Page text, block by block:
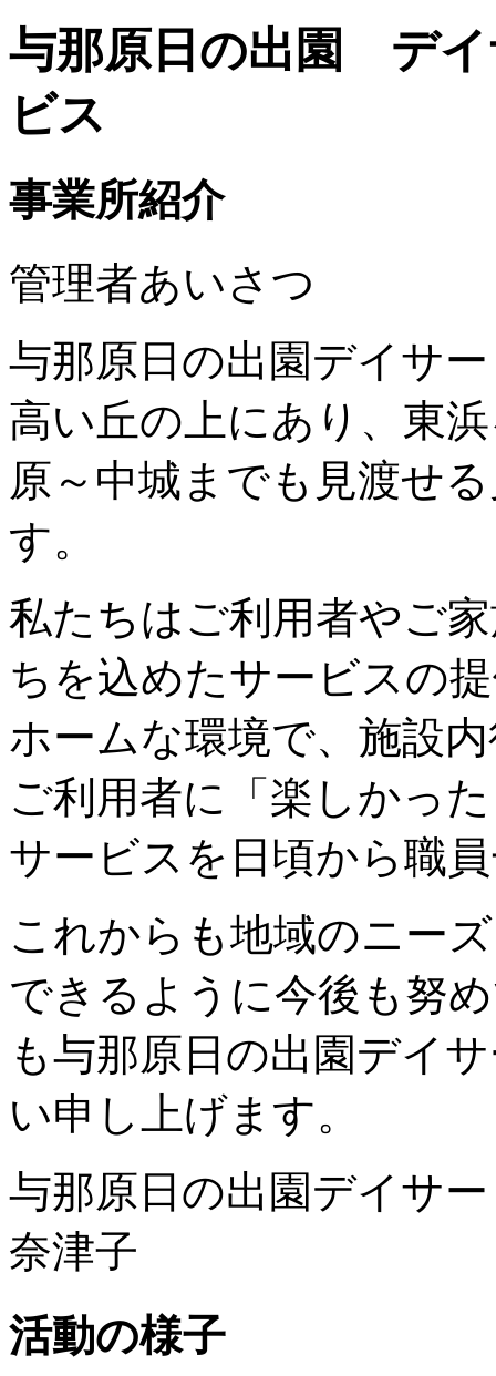
与那原日の出園 デイ
ビス
事業所紹介
管理者あいさつ
与那原日の出園デイサ
高い丘の上にあり、東
原～中城までも見渡せ
す。
私たちはご利用者やご
ちを込めたサービスの
ホームな環境で、施設
ご利用者に「楽しかっ
サービスを日頃から職
これからも地域のニー
できるように今後も努
も与那原日の出園デイ
い申し上げます。
与那原日の出園デイサ
奈津子
活動の様子